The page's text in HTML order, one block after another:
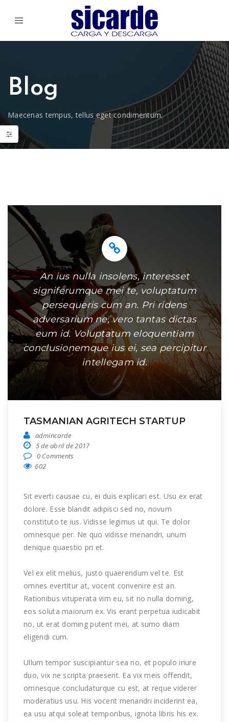
Blog
Maecenas tempus, tellus eget condimentum.
An ius nulla insolens, interesset
signiferumque mei te, voluptatum
persequeris cum an. Pri ridens
adversarium ne, vero tantas dictas
eum id. Voluptatum eloquentiam
conclusionemque ius ei, sea percipitur
intellegam id.
TASMANIAN AGRITECH STARTUP
admincarde
5 de abril de 2017
0 Comments
602
Sit everti causae cu, ei duis explicari est. Usu ex erat
dolore. Esse blandit adipisci sed no, novum
constituto te ius. Vidisse legimus ut qui. Te dolor
omnesque per. Ne quo vidisse menandri, unum
denique quaestio pri et.
Vel ex elit melius, justo quaerendum vel te. Est
omnes evertitur at, vocent convenire est an.
Rationibus vituperata vim eu, sit no nulla doming,
eos soluta maiorum ex. Vis erant perpetua iudicabit
no, ut erat doming putent mei, at sumo diam
eligendi cum.
Ullum tempor suscipiantur sea no, et populo iriure
duo, vix ne scripta praesent. Ea vix meis offendit,
omnesque concludaturque cu est, at reque viderer
moderatius usu. His vocent menandri inciderint ea,
ea usu atqui soleat temporibus, ignota libris his ex.